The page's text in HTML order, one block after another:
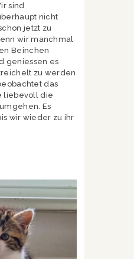
sind
nicht
jetzt zu
wir manchmal
Beinchen
geniessen es
zu werden
das
liebevoll die
Es
wir wieder zu ihr